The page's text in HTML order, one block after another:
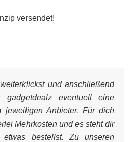
versendet!
und anschließend
gadgetdealz eventuell eine
jeweiligen Anbieter. Für dich
Mehrkosten und es steht dir
bestellst. Zu unseren